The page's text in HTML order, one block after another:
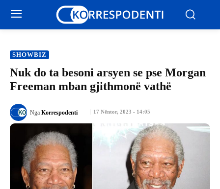
SHOWBIZ
Nuk do ta besoni arsyen se pse Morgan
Freeman mban gjithmonë vathë
17 Nëntor, 2023 - 14:05
Nga Korrespodenti